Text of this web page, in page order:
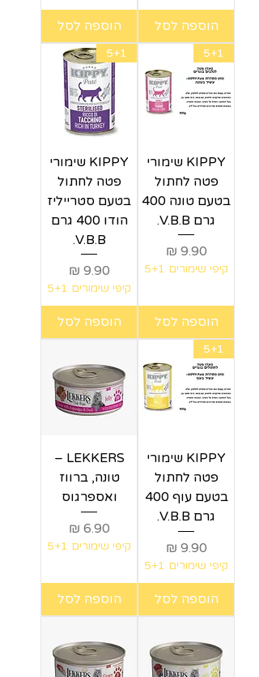
הוספה לסל הוספה לסל
5+1
KIPPY שימורי
פטה לחתול
בטעם טונה 400
גרם V.B.B.
מחיר
קיפי שימורים 5+1
הוספה לסל
5+1
KIPPY שימורי
פטה לחתול
בטעם סטרייליז
הודו 400 גרם
V.B.B.
מחיר
קיפי שימורים 5+1
הוספה לסל
5+1
KIPPY שימורי
פטה לחתול
בטעם עוף 400
גרם V.B.B.
מחיר
קיפי שימורים 5+1
הוספה לסל
LEKKERS –
טונה, ברווז
ואספרגוס
מחיר
קיפי שימורים 5+1
הוספה לסל